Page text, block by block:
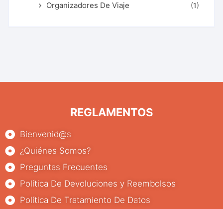
Organizadores De Viaje (1)
REGLAMENTOS
Bienvenid@s
¿Quiénes Somos?
Preguntas Frecuentes
Política De Devoluciones y Reembolsos
Política De Tratamiento De Datos